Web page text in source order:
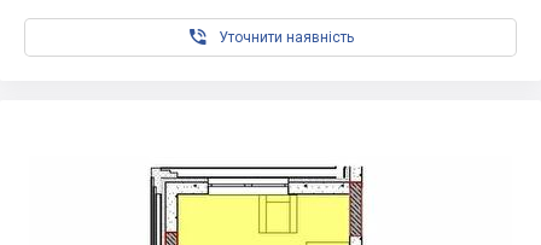
 Уточнити наявність